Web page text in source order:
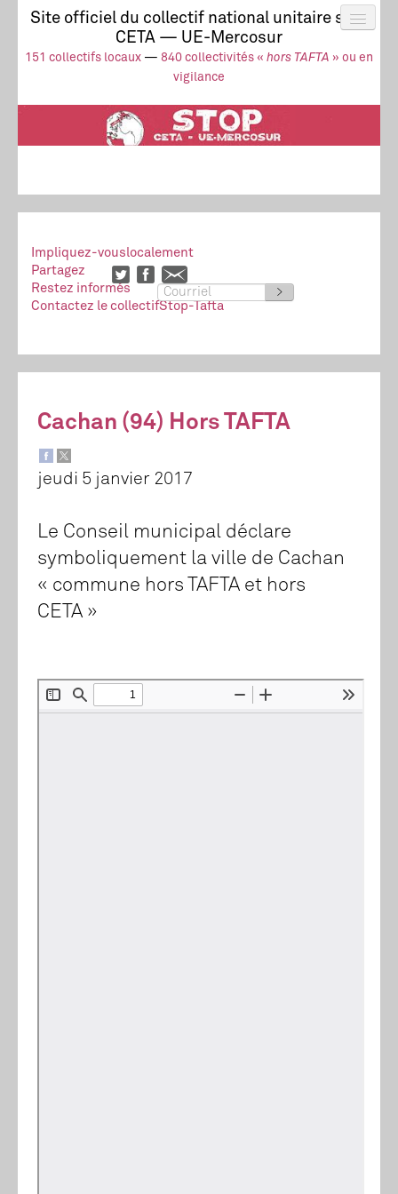
Site officiel du collectif national unitaire stop
CETA — UE-Mercosur
151 collectifs locaux — 840 collectivités « hors TAFTA » ou en
vigilance
Actus
UE-Mercosur
Stop à l’impunité !
TAFTA
CETA
Collectif
Impliquez-vouslocalement
Partagez
Restez informés
>
Contactez le collectifStop-Tafta
Cachan (94) Hors TAFTA
jeudi 5 janvier 2017
Le Conseil municipal déclare
symboliquement la ville de Cachan
« commune hors TAFTA et hors
CETA »